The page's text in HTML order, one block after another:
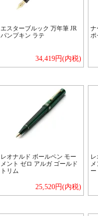
エスターブルック 万年筆 JR
パンプキン ラテ
34,419円(内税)
ナ
ポ
レオナルド ボールペン モー
メント ゼロ アルガ ゴールド
トリム
25,520円(内税)
レ
ー